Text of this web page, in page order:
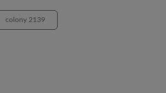
colony 2139